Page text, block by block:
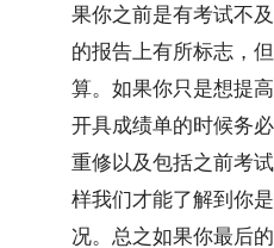
果你之前是有考试不
的报告上有所标志，
算。如果你只是想提
开具成绩单的时候务
重修以及包括之前考
样我们才能了解到你
况。总之如果你最后